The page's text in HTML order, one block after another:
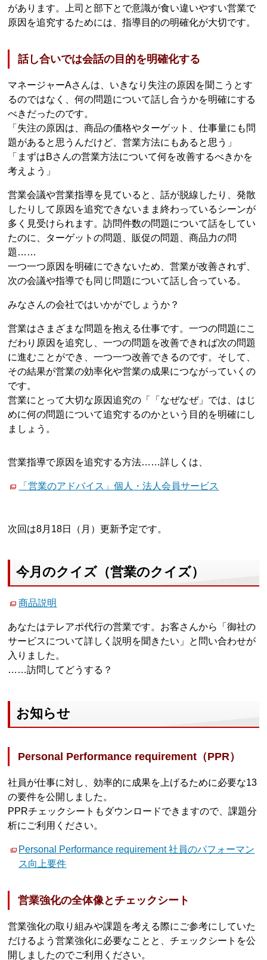
があります。上司と部下とで意識が食い違いやすい営業で
原因を追究するためには、指導目的の明確化が大切です。
話し合いでは会話の目的を明確化する
マネージャーAさんは、いきなり失注の原因を聞こうとす
るのではなく、何の問題について話し合うかを明確にする
べきだったのです。
「失注の原因は、商品の価格やターゲット、仕事量にも問
題があると思うんだけど、営業方法にもあると思う」
「まずはBさんの営業方法について何を改善するべきかを
考えよう」
営業会議や営業指導を見ていると、話が脱線したり、発散
したりして原因を追究できないまま終わっているシーンが
多く見受けられます。訪問件数の問題について話をしてい
たのに、ターゲットの問題、販促の問題、商品力の問
題……
一つ一つ原因を明確にできないため、営業が改善されず、
次の会議や指導でも同じ問題について話し合っている。
みなさんの会社ではいかがでしょうか？
営業はさまざまな問題を抱える仕事です。一つの問題にこ
だわり原因を追究し、一つの問題を改善できれば次の問題
に進むことができ、一つ一つ改善できるのです。そして、
その結果が営業の効率化や営業の成果につながっていくの
です。
営業にとって大切な原因追究の「「なぜなぜ」では、はじ
めに何の問題について追究するのかという目的を明確にし
ましょう。
営業指導で原因を追究する方法……詳しくは、
「営業のアドバイス」個人・法人会員サービス
次回は8月18日（月）更新予定です。
今月のクイズ（営業のクイズ）
商品説明
あなたはテレアポ代行の営業です。お客さんから「御社の
サービスについて詳しく説明を聞きたい」と問い合わせが
入りました。
……訪問してどうする？
お知らせ
Personal Performance requirement（PPR）
社員が仕事に対し、効率的に成果を上げるために必要な13
の要件を公開しました。
PPRチェックシートもダウンロードできますので、課題分
析にご利用ください。
Personal Performance requirement 社員のパフォーマン
ス向上要件
営業強化の全体像とチェックシート
営業強化の取り組みや課題を考える際にご参考にしていた
だけるよう営業強化に必要なことと、チェックシートを公
開しましたのでご利用ください。